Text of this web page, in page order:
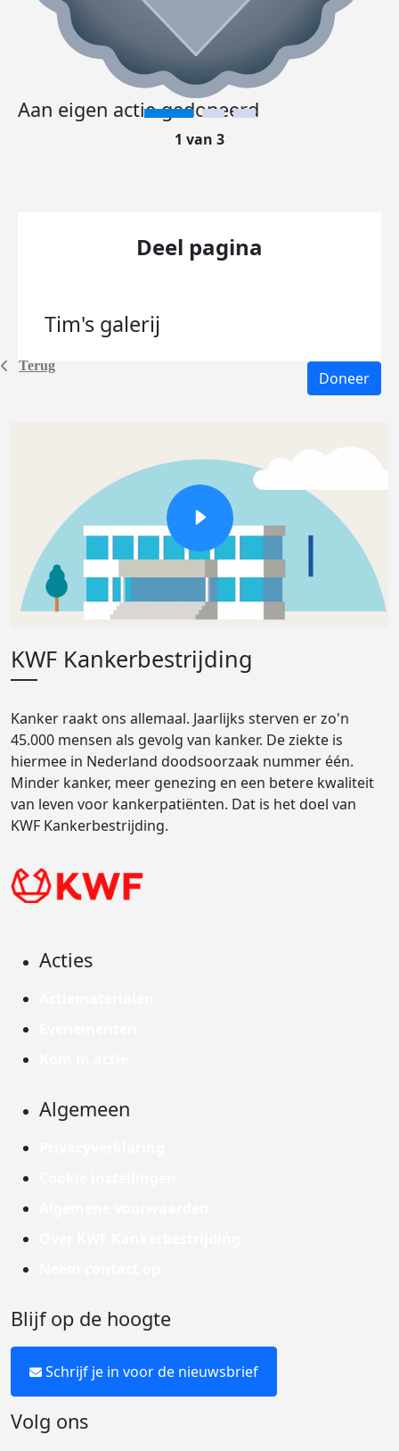
Terug
Aan eigen actie gedoneerd
1 van 3
Deel pagina
Tim's galerij
Doneer
KWF Kankerbestrijding
Kanker raakt ons allemaal. Jaarlijks sterven er zo'n
45.000 mensen als gevolg van kanker. De ziekte is
hiermee in Nederland doodsoorzaak nummer één.
Minder kanker, meer genezing en een betere kwaliteit
van leven voor kankerpatiënten. Dat is het doel van
KWF Kankerbestrijding.
Acties
Algemeen
Blijf op de hoogte
Schrijf je in voor de nieuwsbrief
Volg ons